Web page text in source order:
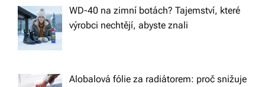
WD-40 na zimní botách? Tajemství, které
výrobci nechtějí, abyste znali
Alobalová fólie za radiátorem: proč snižuje